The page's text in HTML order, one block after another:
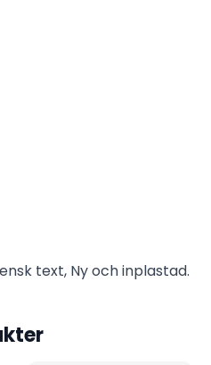
text, Ny och inplastad.